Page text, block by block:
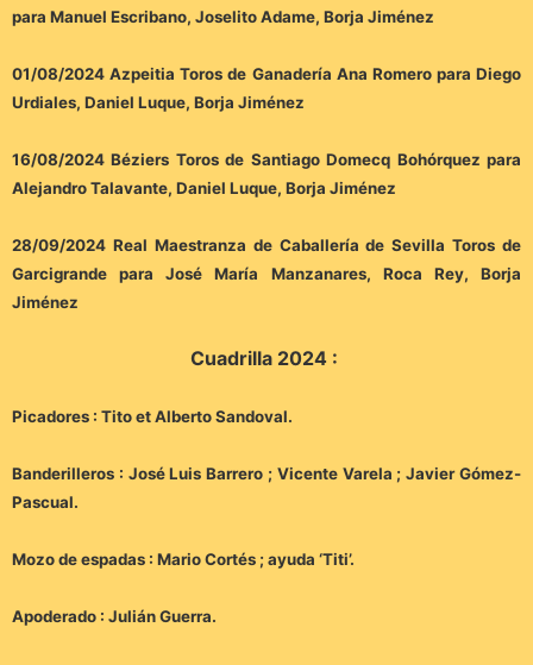
para Manuel Escribano, Joselito Adame, Borja Jiménez
01/08/2024 Azpeitia Toros de Ganadería Ana Romero para Diego
Urdiales, Daniel Luque, Borja Jiménez
16/08/2024 Béziers Toros de Santiago Domecq Bohórquez para
Alejandro Talavante, Daniel Luque, Borja Jiménez
28/09/2024 Real Maestranza de Caballería de Sevilla Toros de
Garcigrande para José María Manzanares, Roca Rey, Borja
Jiménez
Cuadrilla 2024 :
Picadores : Tito et Alberto Sandoval.
Banderilleros : José Luis Barrero ; Vicente Varela ; Javier Gómez-
Pascual.
Mozo de espadas : Mario Cortés ; ayuda ‘Titi’.
Apoderado : Julián Guerra.